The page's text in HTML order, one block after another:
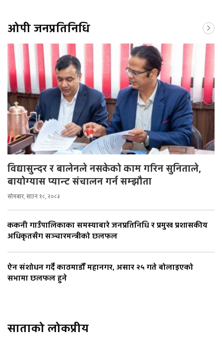
ओपी जनप्रतिनिधि
विद्यासुन्दर र बालेनले नसकेको काम गरिन सुनिताले,
बायोग्यास प्यान्ट संचालन गर्न सम्झौता
सोमबार, साउन १८, २०८३
ककनी गाउँपालिकाका समस्याबारे जनप्रतिनिधि र प्रमुख प्रशासकीय
अधिकृतसँग सञ्चारमन्त्रीको छलफल
ऐन संशोधन गर्दै काठमाडौँ महानगर, असार २५ गते बोलाइएको
सभामा छलफल हुने
साताको लोकप्रीय